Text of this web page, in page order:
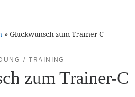
» Glückwunsch zum Trainer-C
TRAINING
zum Trainer-C